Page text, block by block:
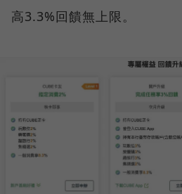
高3.3%回饋無上限。